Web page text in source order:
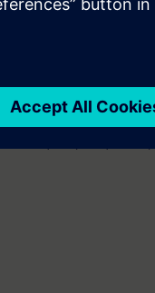
des entreprises, formés
pratiques, et